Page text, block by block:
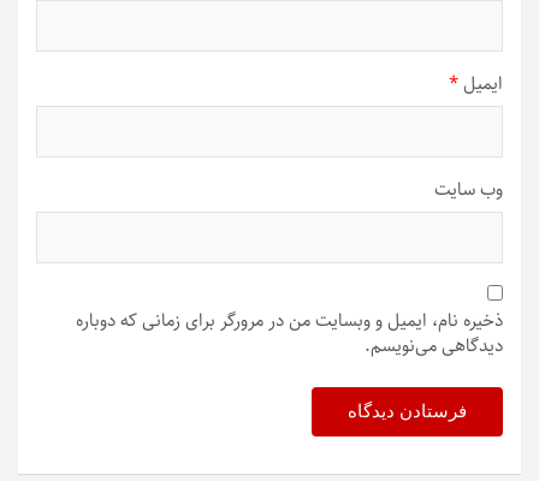
ایمیل*
وب‌ سایت
ذخیره نام، ایمیل و وبسایت من در مرورگر برای زمانی که دوباره
دیدگاهی می‌نویسم.